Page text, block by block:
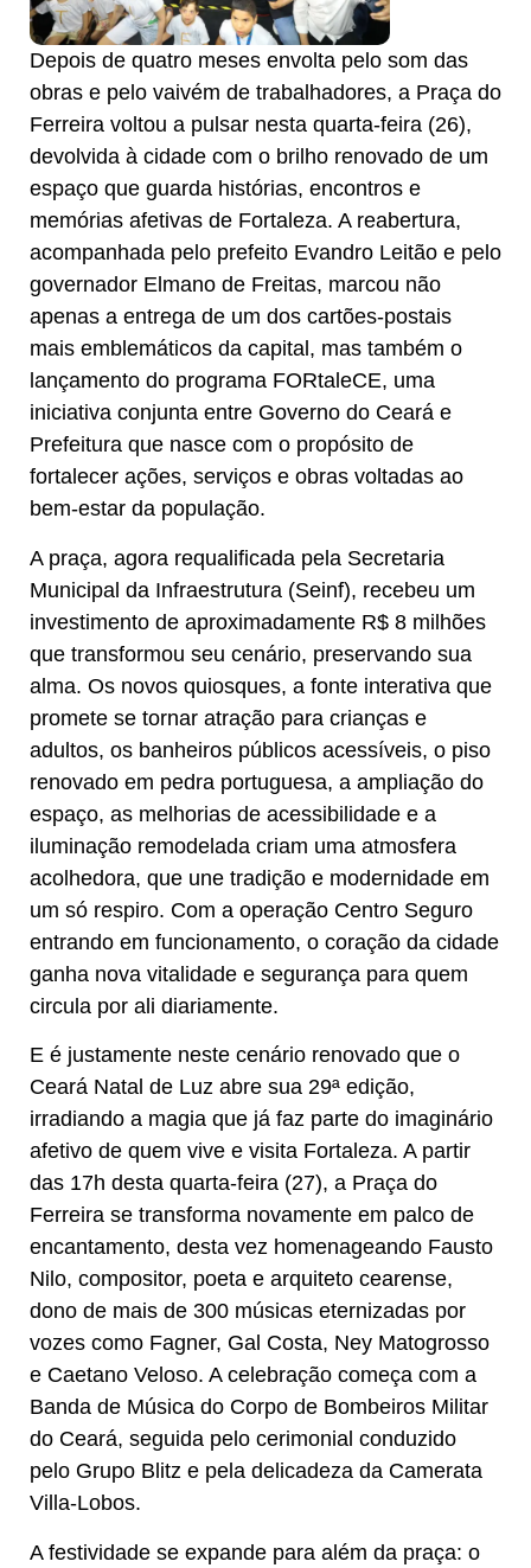
Depois de quatro meses envolta pelo som das
obras e pelo vaivém de trabalhadores, a Praça do
Ferreira voltou a pulsar nesta quarta-feira (26),
devolvida à cidade com o brilho renovado de um
espaço que guarda histórias, encontros e
memórias afetivas de Fortaleza. A reabertura,
acompanhada pelo prefeito Evandro Leitão e pelo
governador Elmano de Freitas, marcou não
apenas a entrega de um dos cartões-postais
mais emblemáticos da capital, mas também o
lançamento do programa FORtaleCE, uma
iniciativa conjunta entre Governo do Ceará e
Prefeitura que nasce com o propósito de
fortalecer ações, serviços e obras voltadas ao
bem-estar da população.
A praça, agora requalificada pela Secretaria
Municipal da Infraestrutura (Seinf), recebeu um
investimento de aproximadamente R$ 8 milhões
que transformou seu cenário, preservando sua
alma. Os novos quiosques, a fonte interativa que
promete se tornar atração para crianças e
adultos, os banheiros públicos acessíveis, o piso
renovado em pedra portuguesa, a ampliação do
espaço, as melhorias de acessibilidade e a
iluminação remodelada criam uma atmosfera
acolhedora, que une tradição e modernidade em
um só respiro. Com a operação Centro Seguro
entrando em funcionamento, o coração da cidade
ganha nova vitalidade e segurança para quem
circula por ali diariamente.
E é justamente neste cenário renovado que o
Ceará Natal de Luz abre sua 29ª edição,
irradiando a magia que já faz parte do imaginário
afetivo de quem vive e visita Fortaleza. A partir
das 17h desta quarta-feira (27), a Praça do
Ferreira se transforma novamente em palco de
encantamento, desta vez homenageando Fausto
Nilo, compositor, poeta e arquiteto cearense,
dono de mais de 300 músicas eternizadas por
vozes como Fagner, Gal Costa, Ney Matogrosso
e Caetano Veloso. A celebração começa com a
Banda de Música do Corpo de Bombeiros Militar
do Ceará, seguida pelo cerimonial conduzido
pelo Grupo Blitz e pela delicadeza da Camerata
Villa-Lobos.
A festividade se expande para além da praça: o